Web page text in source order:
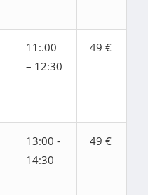
11:.00
– 12:30
49 €
13:00 -
14:30
49 €